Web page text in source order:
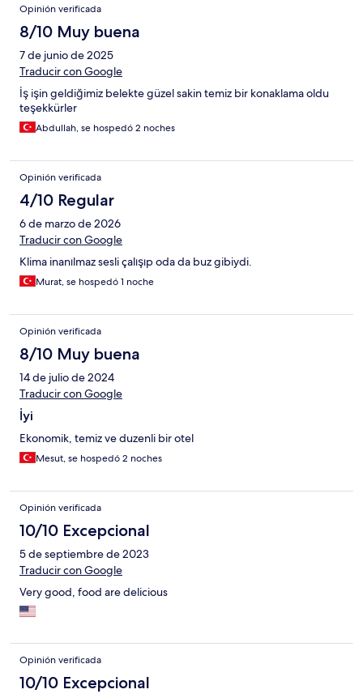
Opinión verificada
8/10 Muy buena
7 de junio de 2025
Traducir con Google
İş işin geldiğimiz belekte güzel sakin temiz bir konaklama oldu
teşekkürler
Abdullah, se hospedó 2 noches
Opinión verificada
4/10 Regular
6 de marzo de 2026
Traducir con Google
Klima inanılmaz sesli çalışıp oda da buz gibiydi.
Murat, se hospedó 1 noche
Opinión verificada
8/10 Muy buena
14 de julio de 2024
Traducir con Google
İyi
Ekonomik, temiz ve duzenli bir otel
Mesut, se hospedó 2 noches
Opinión verificada
10/10 Excepcional
5 de septiembre de 2023
Traducir con Google
Very good, food are delicious
Opinión verificada
10/10 Excepcional